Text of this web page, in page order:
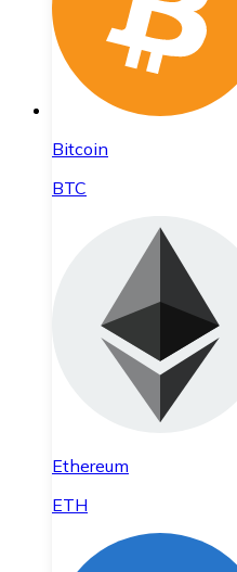
Bitcoin
BTC
Ethereum
ETH